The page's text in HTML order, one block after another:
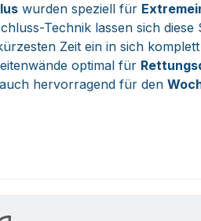
wurden speziell für
Technik lassen sich diese
Zeit ein in sich
optimal für
hervorragend für den